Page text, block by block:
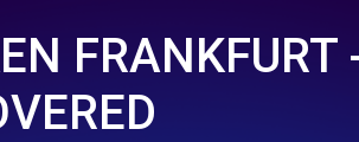
FRANKFURT